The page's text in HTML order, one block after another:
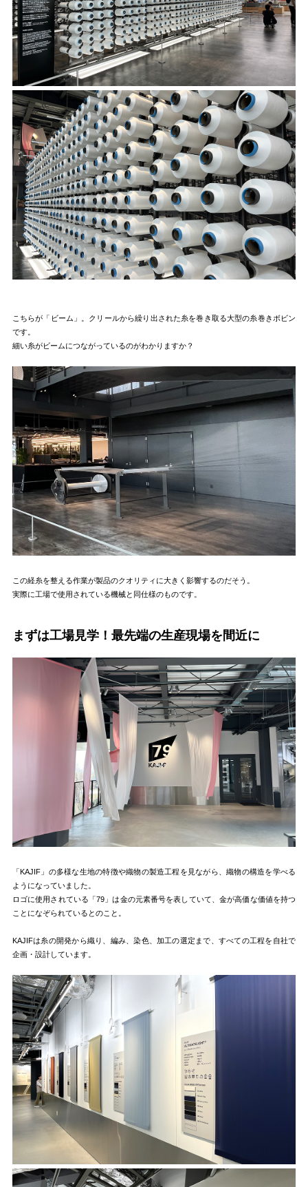
こちらが「ビーム」。クリールから繰り出された糸を巻き取る大型の糸巻きボビン
です。
細い糸がビームにつながっているのがわかりますか？
この経糸を整える作業が製品のクオリティに大きく影響するのだそう。
実際に工場で使用されている機械と同仕様のものです。
まずは工場見学！最先端の生産現場を間近に
「KAJIF」の多様な生地の特徴や織物の製造工程を見ながら、織物の構造を学べる
ようになっていました。
ロゴに使用されている「79」は金の元素番号を表していて、金が高価な価値を持つ
ことになぞられているとのこと。
KAJIFは糸の開発から織り、編み、染色、加工の選定まで、すべての工程を自社で
企画・設計しています。